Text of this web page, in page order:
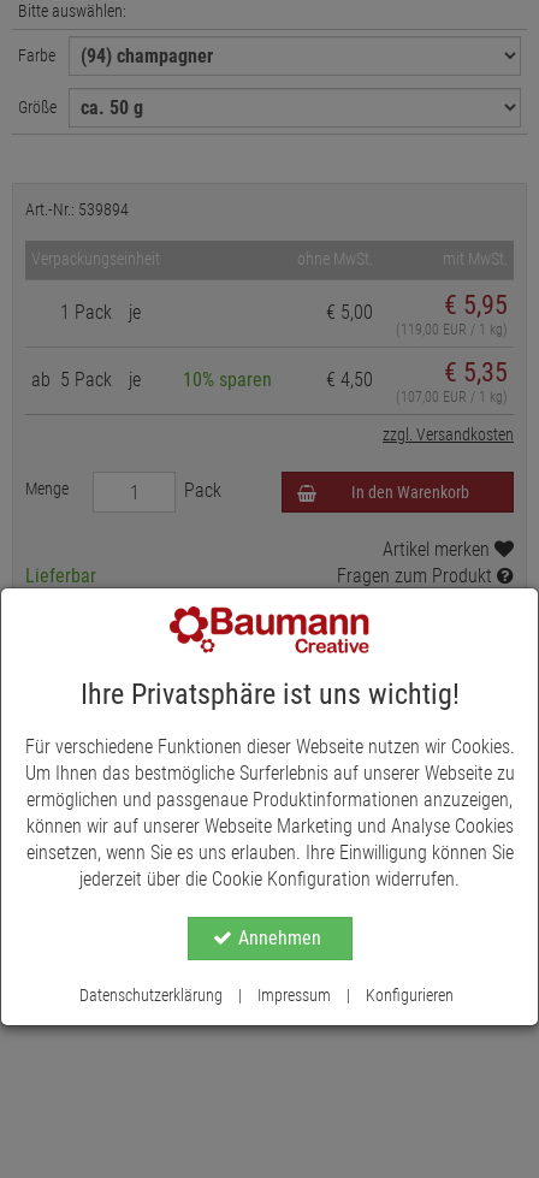
Bitte auswählen:
Farbe
Größe
Art.-Nr.: 539894
Verpackungseinheit ohne MwSt. mit MwSt.
1 Pack je € 5,00 € 5,95
(119,00 EUR / 1 kg)
ab 5 Pack je 10% sparen € 4,50 € 5,35
(107,00 EUR / 1 kg)
zzgl. Versandkosten
Menge Pack In den Warenkorb
Lieferbar
Artikel merken
Fragen zum Produkt
INFORMATIONEN ZU UNSEREN LIEFERFRISTEN
INFORMATION ZUR PRODUKTSICHERHEIT
Produktbeschreibung
Besonders in der Weihnachtszeit wird das gelockte Lametta-
Haar mit glänzender Eigenschaft gerne für floristische
Verzierungen an Kränzen, Sträußen oder Gestecken verwendet.
Das Engelshaar besteht aus Kupferdraht und ist somit elektrisch
leitfähig. Es darf nicht mit spannungsführenden Verbrauchern,
z. B. Lichterketten in Verbindung gebracht werden. Qualität
Ihre Privatsphäre ist uns wichtig!
Für verschiedene Funktionen dieser Webseite nutzen wir Cookies.
Um Ihnen das bestmögliche Surferlebnis auf unserer Webseite zu
ermöglichen und passgenaue Produktinformationen anzuzeigen,
können wir auf unserer Webseite Marketing und Analyse Cookies
einsetzen, wenn Sie es uns erlauben. Ihre Einwilligung können Sie
jederzeit über die Cookie Konfiguration widerrufen.
Annehmen
Datenschutzerklärung | Impressum | Konfigurieren